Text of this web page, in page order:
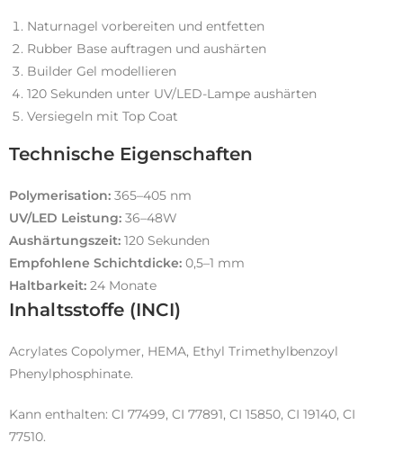
Naturnagel vorbereiten und entfetten
Rubber Base auftragen und aushärten
Builder Gel modellieren
120 Sekunden unter UV/LED-Lampe aushärten
Versiegeln mit Top Coat
Technische Eigenschaften
Polymerisation: 365–405 nm
UV/LED Leistung: 36–48W
Aushärtungszeit: 120 Sekunden
Empfohlene Schichtdicke: 0,5–1 mm
Haltbarkeit: 24 Monate
Inhaltsstoffe (INCI)
Acrylates Copolymer, HEMA, Ethyl Trimethylbenzoyl
Phenylphosphinate.
Kann enthalten: CI 77499, CI 77891, CI 15850, CI 19140, CI
77510.